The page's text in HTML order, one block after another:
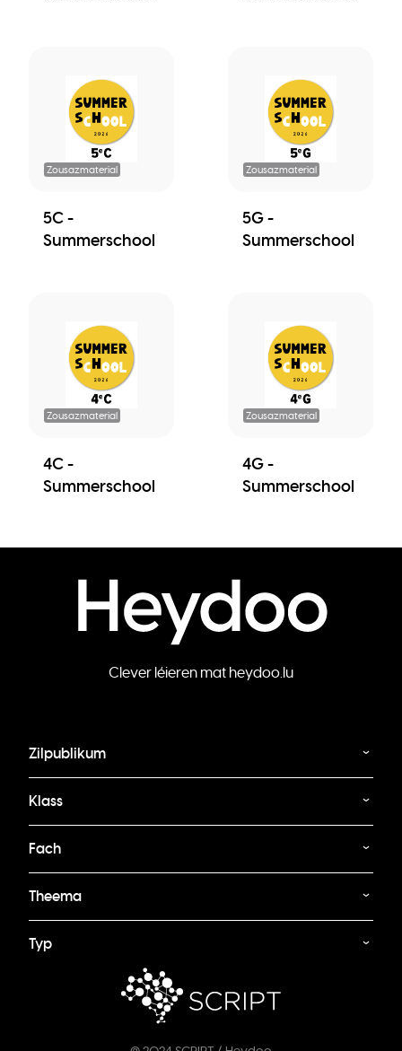
Zousazmaterial
5C -
Summerschool
Zousazmaterial
5G -
Summerschool
Zousazmaterial
4C -
Summerschool
Zousazmaterial
4G -
Summerschool
Clever léieren mat heydoo.lu
Zilpublikum
Klass
Fach
Theema
Typ